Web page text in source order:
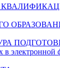
электронной